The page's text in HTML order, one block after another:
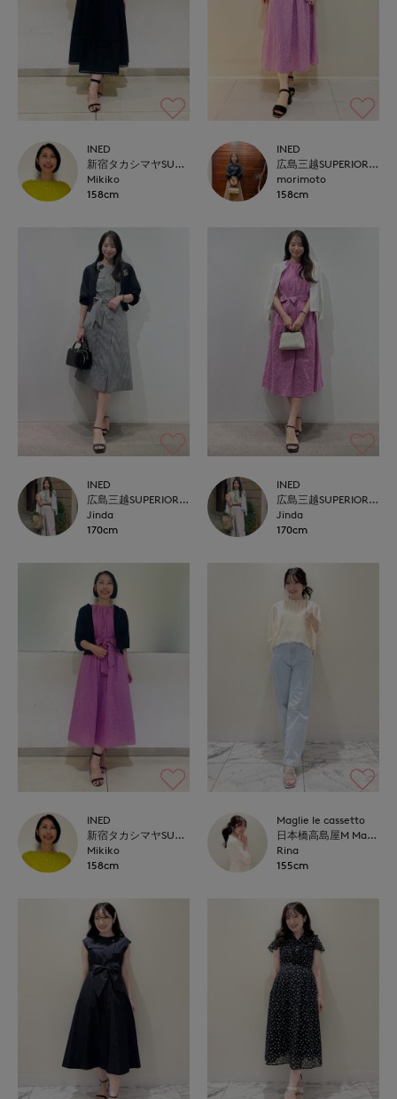
INED
新宿タカシマヤSUPERIOR CLOSET
Mikiko
158cm
INED
広島三越SUPERIORCLOSET
morimoto
158cm
INED
広島三越SUPERIORCLOSET
Jinda
170cm
INED
広島三越SUPERIORCLOSET
Jinda
170cm
INED
新宿タカシマヤSUPERIOR CLOSET
Mikiko
158cm
Maglie le cassetto
日本橋高島屋M Maglie le cassetto
Rina
155cm